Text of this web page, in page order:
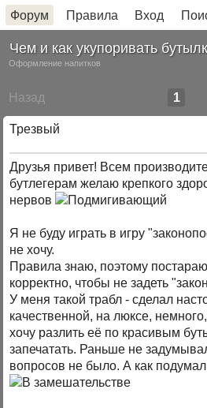
Форум Правила Вход
Чем и как укупоривать
Оформление напитков
Назад 1
Трезвый
Друзья привет! Всем
бутлегерам желаю крепкого
нервов
Я не буду играть в игру
не хочу.
Правила знаю, поэтому
корректно, чтобы не задеть
У меня такой трабл - сделал
качественной, на люксе,
хочу разлить её по красивым
запечатать. Раньше не
вопросов не было. А как